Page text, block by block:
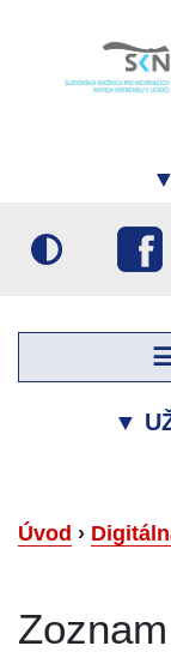
▼
▼
Úvod ›